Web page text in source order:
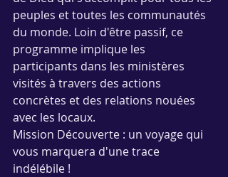
peuples et toutes les communautés
du monde. Loin d'être passif, ce
programme implique les
participants dans les ministères
visités à travers des actions
concrètes et des relations nouées
avec les locaux.
Mission Découverte : un voyage qui
vous marquera d'une trace
indélébile !